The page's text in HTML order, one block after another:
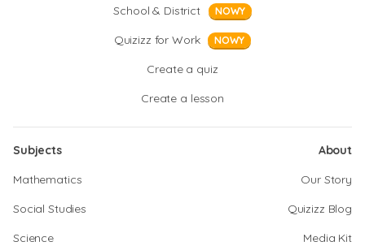
School & District
NOWY
Quizizz for Work NOWY
Create a quiz
Create a lesson
Subjects
Mathematics
Social Studies
Science
About
Our Story
Quizizz Blog
Media Kit